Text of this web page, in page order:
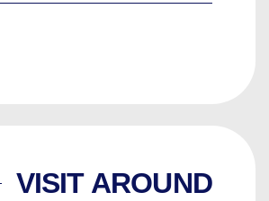
VISIT AROUND